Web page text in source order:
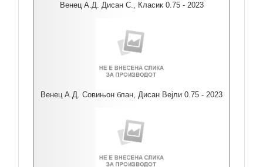
Венец А.Д. Дисан С., Класик 0.75 - 2023
Венец А.Д. Совињон блан, Дисан Вејли 0.75 - 2023